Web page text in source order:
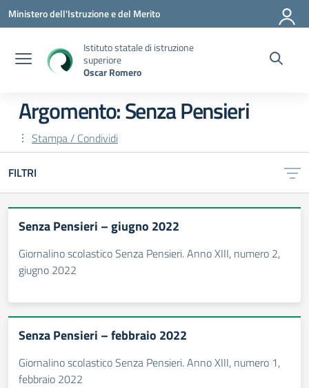
Vai ai contenuti
Vai al menu di navigazione
Vai al footer
Ministero dell'Istruzione e del Merito
Istituto statale di istruzione
superiore
Oscar Romero
Argomento: Senza Pensieri
Stampa / Condividi
FILTRI
Senza Pensieri – giugno 2022
Giornalino scolastico Senza Pensieri. Anno XIII, numero 2,
giugno 2022
Senza Pensieri – febbraio 2022
Giornalino scolastico Senza Pensieri. Anno XIII, numero 1,
febbraio 2022